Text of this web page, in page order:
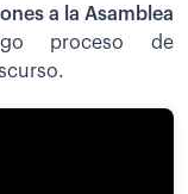
a la Asamblea
proceso de